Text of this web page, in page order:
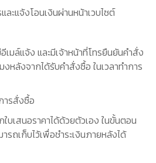
ละแจ้งโอนเงินผ่านหน้าเวบไซต์
เมล์แจ้ง และมีเจ้าหน้าที่โทรยืนยันคำสั่ง
หลังจากได้รับคำสั่งซื้อ ในเวลาทำการ
ารสั่งซื้อ
บเสนอราคาได้ด้วยตัวเอง ในขั้นตอน
รถเก็บไว้เพื่อชำระเงินภายหลังได้